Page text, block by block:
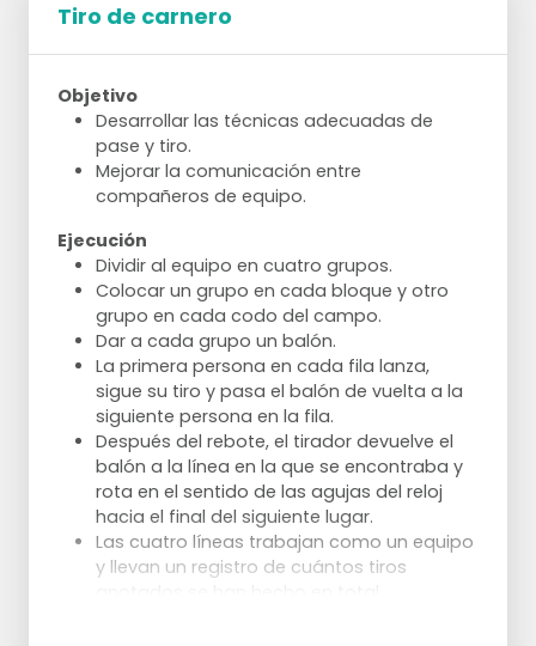
media distancia, bandejas, etc.).
anotaciones a realizar.
Ajustar según el nivel del equipo o el tiempo
disponible.
Tiro de carnero
Objetivo
Desarrollar las técnicas adecuadas de
pase y tiro.
Mejorar la comunicación entre
compañeros de equipo.
Ejecución
Dividir al equipo en cuatro grupos.
Colocar un grupo en cada bloque y otro
grupo en cada codo del campo.
Dar a cada grupo un balón.
La primera persona en cada fila lanza,
sigue su tiro y pasa el balón de vuelta a la
siguiente persona en la fila.
Después del rebote, el tirador devuelve el
balón a la línea en la que se encontraba y
rota en el sentido de las agujas del reloj
hacia el final del siguiente lugar.
Las cuatro líneas trabajan como un equipo
y llevan un registro de cuántos tiros